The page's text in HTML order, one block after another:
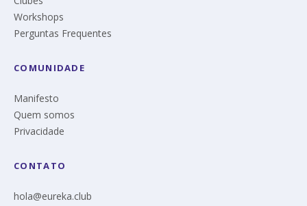
Workshops
Perguntas Frequentes
COMUNIDADE
Manifesto
Quem somos
Privacidade
CONTATO
hola@eureka.club